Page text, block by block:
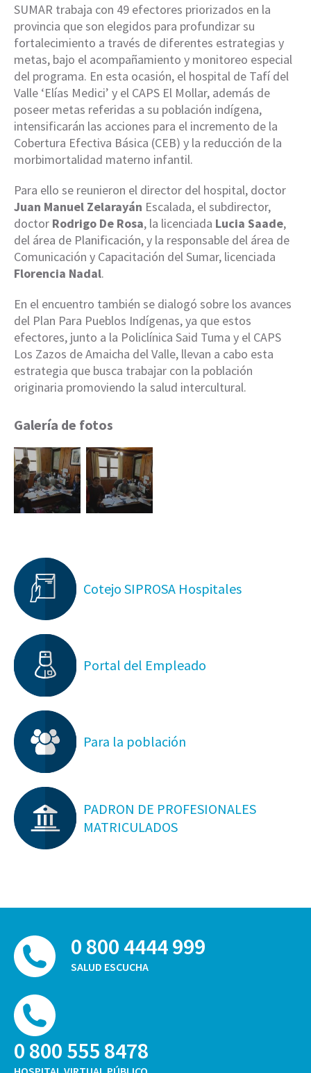
SUMAR trabaja con 49 efectores priorizados en la
provincia que son elegidos para profundizar su
fortalecimiento a través de diferentes estrategias y
metas, bajo el acompañamiento y monitoreo especial
del programa. En esta ocasión, el hospital de Tafí del
Valle ‘Elías Medici’ y el CAPS El Mollar, además de
poseer metas referidas a su población indígena,
intensificarán las acciones para el incremento de la
Cobertura Efectiva Básica (CEB) y la reducción de la
morbimortalidad materno infantil.
Para ello se reunieron el director del hospital, doctor
Juan Manuel Zelarayán Escalada, el subdirector,
doctor Rodrigo De Rosa, la licenciada Lucia Saade,
del área de Planificación, y la responsable del área de
Comunicación y Capacitación del Sumar, licenciada
Florencia Nadal.
En el encuentro también se dialogó sobre los avances
del Plan Para Pueblos Indígenas, ya que estos
efectores, junto a la Policlínica Said Tuma y el CAPS
Los Zazos de Amaicha del Valle, llevan a cabo esta
estrategia que busca trabajar con la población
originaria promoviendo la salud intercultural.
Galería de fotos
Cotejo SIPROSA Hospitales
Portal del Empleado
Para la población
PADRON DE PROFESIONALES
MATRICULADOS
0 800 4444 999
SALUD ESCUCHA
0 800 555 8478